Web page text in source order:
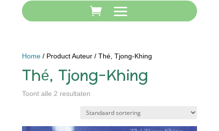
Home/ Product Auteur / Thé, Tjong-Khing
Thé, Tjong-Khing
Toont alle 2 resultaten